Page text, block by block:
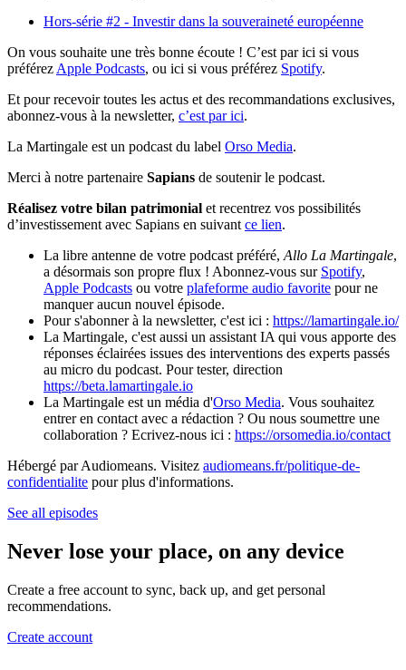
Hors-série #2 - Investir dans la souveraineté européenne
On vous souhaite une très bonne écoute ! C’est par ici si vous
préférez Apple Podcasts, ou ici si vous préférez Spotify.
Et pour recevoir toutes les actus et des recommandations exclusives,
abonnez-vous à la newsletter, c’est par ici.
La Martingale est un podcast du label Orso Media.
Merci à notre partenaire Sapians de soutenir le podcast.
Réalisez votre bilan patrimonial et recentrez vos possibilités
d’investissement avec Sapians en suivant ce lien.
La libre antenne de votre podcast préféré, Allo La Martingale,
a désormais son propre flux ! Abonnez-vous sur Spotify,
Apple Podcasts ou votre plafeforme audio favorite pour ne
manquer aucun nouvel épisode.
Pour s'abonner à la newsletter, c'est ici : https://lamartingale.io/
La Martingale, c'est aussi un assistant IA qui vous apporte des
réponses éclairées issues des interventions des experts passés
au micro du podcast. Pour tester, direction
https://beta.lamartingale.io
La Martingale est un média d'Orso Media. Vous souhaitez
entrer en contact avec a rédaction ? Ou nous soumettre une
collaboration ? Ecrivez-nous ici : https://orsomedia.io/contact
Hébergé par Audiomeans. Visitez audiomeans.fr/politique-de-
confidentialite pour plus d'informations.
See all episodes
Never lose your place, on any device
Create a free account to sync, back up, and get personal
recommendations.
Create account